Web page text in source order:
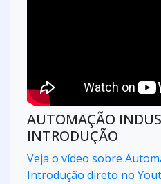
AUTOMAÇÃO
INTRODUÇÃO
Veja o vídeo sobre
Introdução direto no